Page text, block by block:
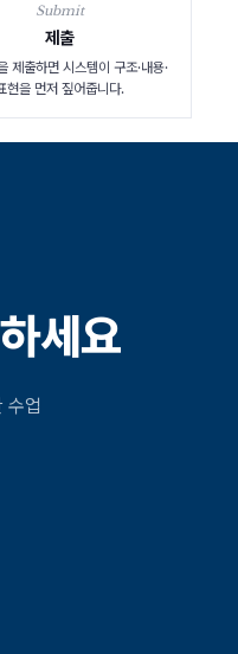
Submit
제출
제출하면 시스템이 구조·내용·
현을 먼저 짚어줍니다.
세요
수업